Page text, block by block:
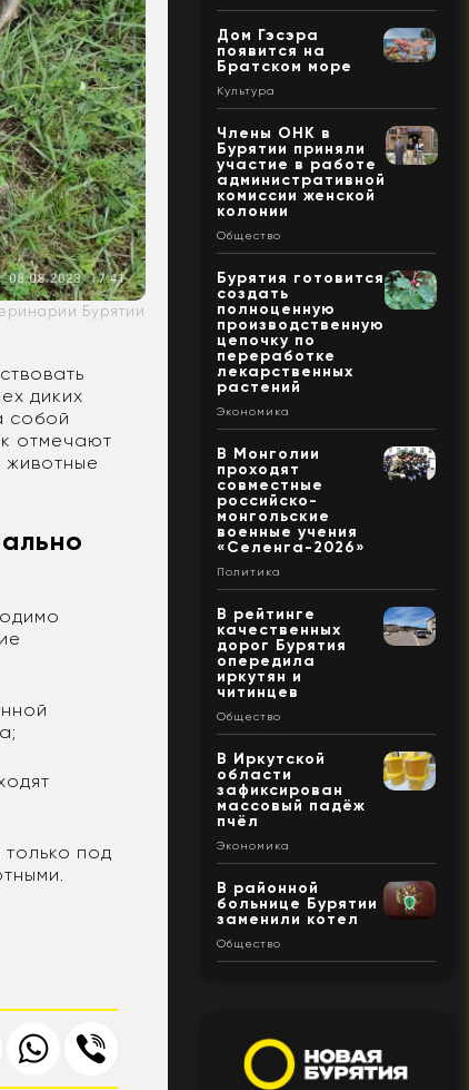
Бурятии
диких
собой
отмечают
животные
под
Дом Гэсэра
появится на
Братском море
Культура
Члены ОНК в
Бурятии приняли
участие в работе
административной
комиссии женской
колонии
Общество
Бурятия готовится
создать
полноценную
производственную
цепочку по
переработке
лекарственных
растений
Экономика
В Монголии
проходят
совместные
российско-
монгольские
военные учения
«Селенга-2026»
Политика
В рейтинге
качественных
дорог Бурятия
опередила
иркутян и
читинцев
Общество
В Иркутской
области
зафиксирован
массовый падёж
пчёл
Экономика
В районной
больнице Бурятии
заменили котел
Общество